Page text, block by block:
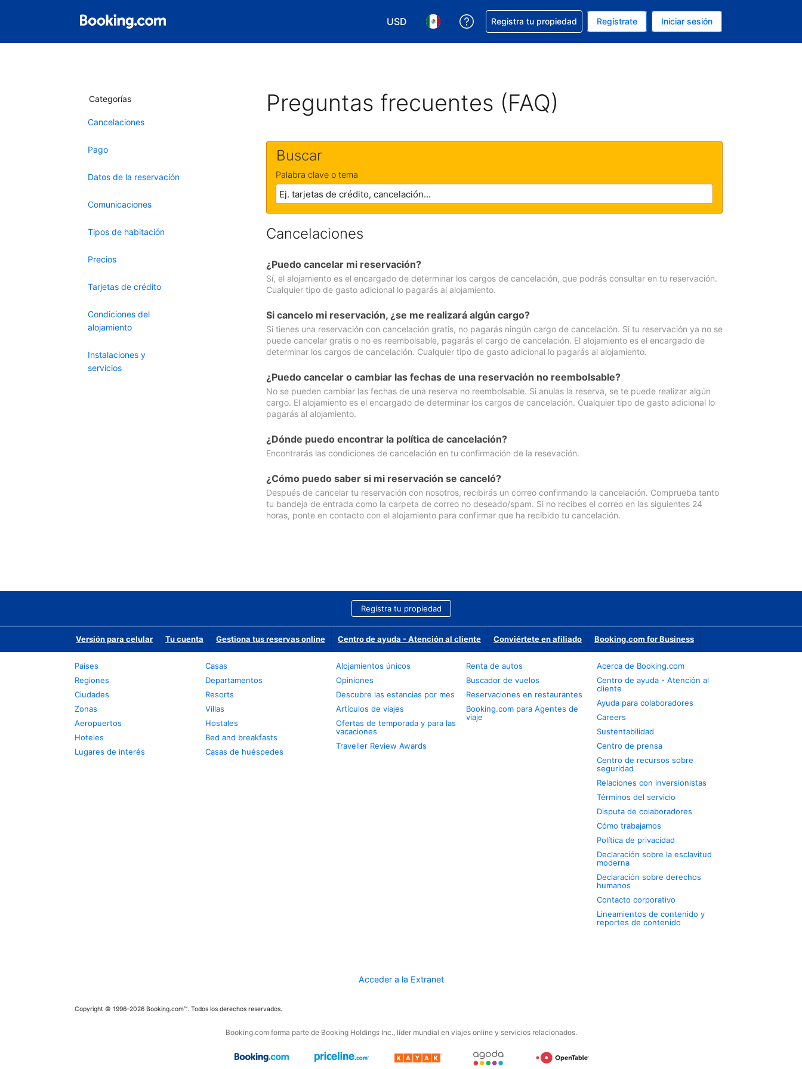
USD
Elegir tu moneda. Tu moneda actual es Dólar de EEUU
Elegir el idioma que prefieres. Tu idioma actual es Español (México)
Obtener ayuda con la reservación
Registra tu propiedad Regístrate Iniciar sesión
Categorías
Cancelaciones
Pago
Datos de la reservación
Comunicaciones
Tipos de habitación
Precios
Tarjetas de crédito
Condiciones del
alojamiento
Instalaciones y
servicios
Preguntas frecuentes (FAQ)
Buscar
Palabra clave o tema
Cancelaciones
¿Puedo cancelar mi reservación?
Sí, el alojamiento es el encargado de determinar los cargos de cancelación, que podrás consultar en tu reservación.
Cualquier tipo de gasto adicional lo pagarás al alojamiento.
Si cancelo mi reservación, ¿se me realizará algún cargo?
Si tienes una reservación con cancelación gratis, no pagarás ningún cargo de cancelación. Si tu reservación ya no se
puede cancelar gratis o no es reembolsable, pagarás el cargo de cancelación. El alojamiento es el encargado de
determinar los cargos de cancelación. Cualquier tipo de gasto adicional lo pagarás al alojamiento.
¿Puedo cancelar o cambiar las fechas de una reservación no reembolsable?
No se pueden cambiar las fechas de una reserva no reembolsable. Si anulas la reserva, se te puede realizar algún
cargo. El alojamiento es el encargado de determinar los cargos de cancelación. Cualquier tipo de gasto adicional lo
pagarás al alojamiento.
¿Dónde puedo encontrar la política de cancelación?
Encontrarás las condiciones de cancelación en tu confirmación de la resevación.
¿Cómo puedo saber si mi reservación se canceló?
Después de cancelar tu reservación con nosotros, recibirás un correo confirmando la cancelación. Comprueba tanto
tu bandeja de entrada como la carpeta de correo no deseado/spam. Si no recibes el correo en las siguientes 24
horas, ponte en contacto con el alojamiento para confirmar que ha recibido tu cancelación.
Registra tu propiedad
Versión para celular Tu cuenta Gestiona tus reservas online Centro de ayuda - Atención al cliente Conviértete en afiliado Booking.com for Business
Países
Regiones
Ciudades
Zonas
Aeropuertos
Hoteles
Lugares de interés
Casas
Departamentos
Resorts
Villas
Hostales
Bed and breakfasts
Casas de huéspedes
Alojamientos únicos
Opiniones
Descubre las estancias por mes
Artículos de viajes
Ofertas de temporada y para las
vacaciones
Traveller Review Awards
Renta de autos
Buscador de vuelos
Reservaciones en restaurantes
Booking.com para Agentes de
viaje
Acerca de Booking.com
Centro de ayuda - Atención al
cliente
Ayuda para colaboradores
Careers
Sustentabilidad
Centro de prensa
Centro de recursos sobre
seguridad
Relaciones con inversionistas
Términos del servicio
Disputa de colaboradores
Cómo trabajamos
Política de privacidad
Declaración sobre la esclavitud
moderna
Declaración sobre derechos
humanos
Contacto corporativo
Lineamientos de contenido y
reportes de contenido
Acceder a la Extranet
Copyright © 1996–2026 Booking.com™. Todos los derechos reservados.
Booking.com forma parte de Booking Holdings Inc., líder mundial en viajes online y servicios relacionados.